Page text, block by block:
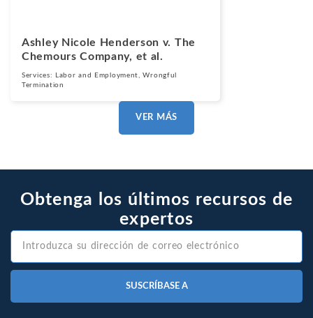
Ashley Nicole Henderson v. The
Chemours Company, et al.
Services: Labor and Employment ,Wrongful
Termination
VER MÁS
Obtenga los últimos recursos de
expertos
SUSCRÍBASE A